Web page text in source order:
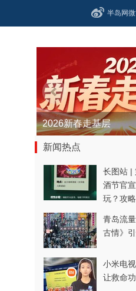
半岛网
2026新春走基层
新闻热点
长图站 |
酒节官
玩？攻
青岛流
古情》
小米电
让救命